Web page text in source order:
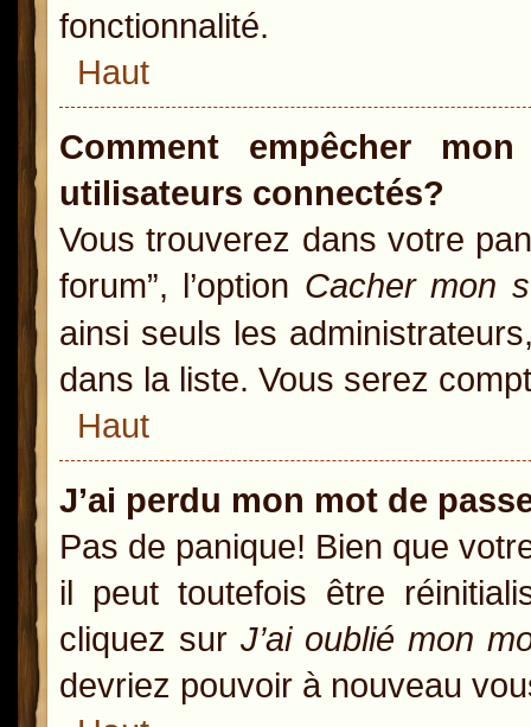
fonctionnalité.
Haut
Comment empêcher
utilisateurs connectés?
Vous trouverez dans votre
forum”, l’option Cacher mon
ainsi seuls les
dans la liste. Vous serez
Haut
J’ai perdu mon mot de
Pas de panique! Bien que
il peut toutefois être
cliquez sur J’ai oublié mon
devriez pouvoir à nouveau